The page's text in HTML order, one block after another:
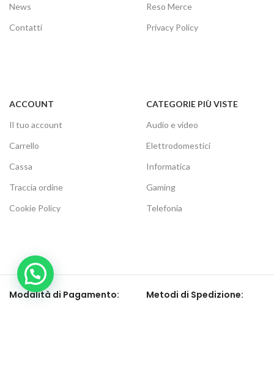
News
Contatti
Reso Merce
Privacy Policy
ACCOUNT
Il tuo account
Carrello
Cassa
Traccia ordine
Cookie Policy
CATEGORIE PIÙ VISTE
Audio e video
Elettrodomestici
Informatica
Gaming
Telefonia
Modalità di Pagamento: Metodi di Spedizione: